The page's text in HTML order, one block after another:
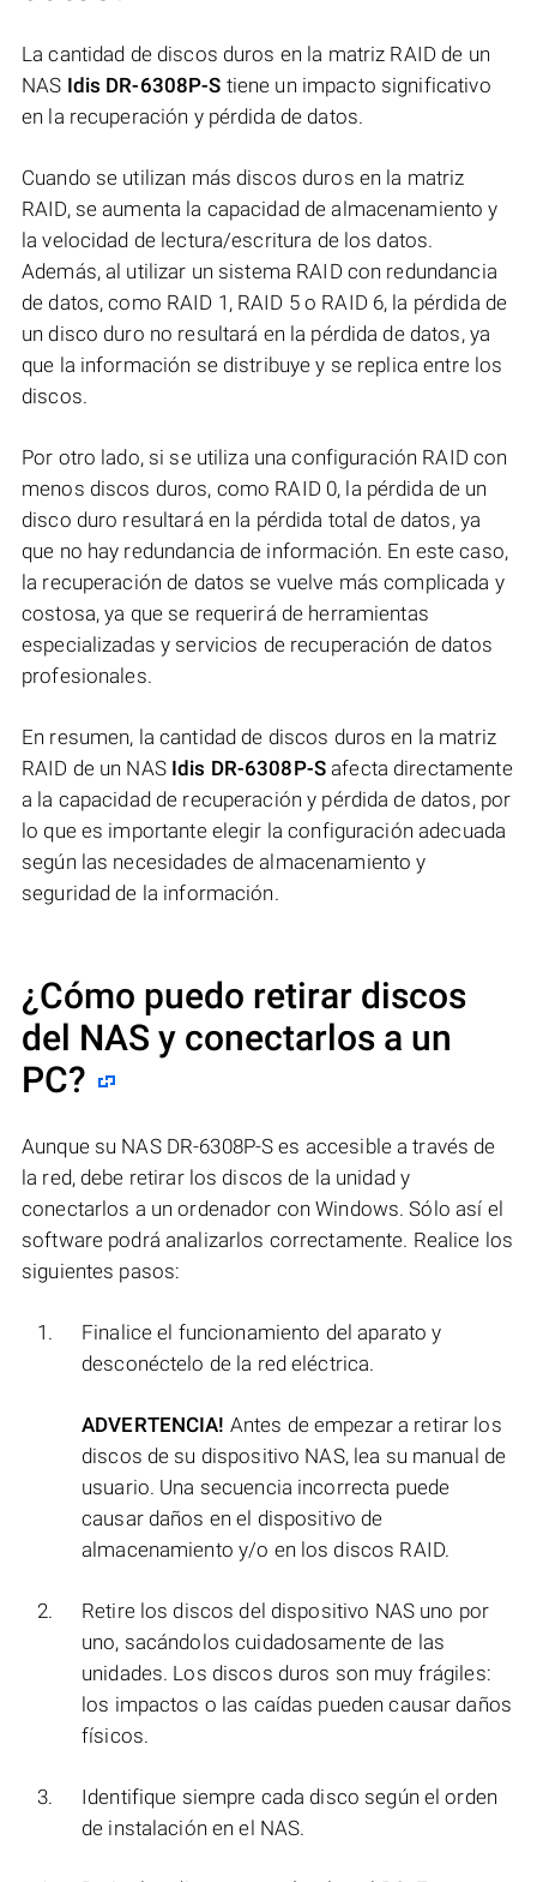
La cantidad de discos duros en la matriz RAID de un
NAS Idis DR-6308P-S tiene un impacto significativo
en la recuperación y pérdida de datos.
Cuando se utilizan más discos duros en la matriz
RAID, se aumenta la capacidad de almacenamiento y
la velocidad de lectura/escritura de los datos.
Además, al utilizar un sistema RAID con redundancia
de datos, como RAID 1, RAID 5 o RAID 6, la pérdida de
un disco duro no resultará en la pérdida de datos, ya
que la información se distribuye y se replica entre los
discos.
Por otro lado, si se utiliza una configuración RAID con
menos discos duros, como RAID 0, la pérdida de un
disco duro resultará en la pérdida total de datos, ya
que no hay redundancia de información. En este caso,
la recuperación de datos se vuelve más complicada y
costosa, ya que se requerirá de herramientas
especializadas y servicios de recuperación de datos
profesionales.
En resumen, la cantidad de discos duros en la matriz
RAID de un NAS Idis DR-6308P-S afecta directamente
a la capacidad de recuperación y pérdida de datos, por
lo que es importante elegir la configuración adecuada
según las necesidades de almacenamiento y
seguridad de la información.
¿Cómo puedo retirar discos
del NAS y conectarlos a un
PC?
Aunque su NAS DR-6308P-S es accesible a través de
la red, debe retirar los discos de la unidad y
conectarlos a un ordenador con Windows. Sólo así el
software podrá analizarlos correctamente. Realice los
siguientes pasos:
Finalice el funcionamiento del aparato y
desconéctelo de la red eléctrica.
ADVERTENCIA! Antes de empezar a retirar los
discos de su dispositivo NAS, lea su manual de
usuario. Una secuencia incorrecta puede
causar daños en el dispositivo de
almacenamiento y/o en los discos RAID.
Retire los discos del dispositivo NAS uno por
uno, sacándolos cuidadosamente de las
unidades. Los discos duros son muy frágiles:
los impactos o las caídas pueden causar daños
físicos.
Identifique siempre cada disco según el orden
de instalación en el NAS.